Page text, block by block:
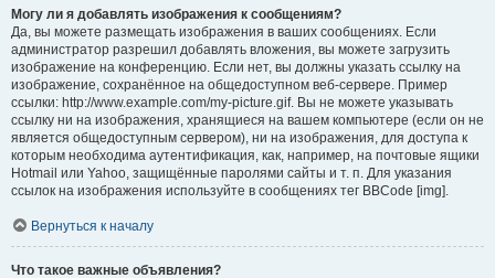
Могу ли я добавлять изображения к сообщениям?
Да, вы можете размещать изображения в ваших сообщениях. Если
администратор разрешил добавлять вложения, вы можете загрузить
изображение на конференцию. Если нет, вы должны указать ссылку на
изображение, сохранённое на общедоступном веб-сервере. Пример
ссылки: http://www.example.com/my-picture.gif. Вы не можете указывать
ссылку ни на изображения, хранящиеся на вашем компьютере (если он не
является общедоступным сервером), ни на изображения, для доступа к
которым необходима аутентификация, как, например, на почтовые ящики
Hotmail или Yahoo, защищённые паролями сайты и т. п. Для указания
ссылок на изображения используйте в сообщениях тег BBCode [img].
Вернуться к началу
Что такое важные объявления?